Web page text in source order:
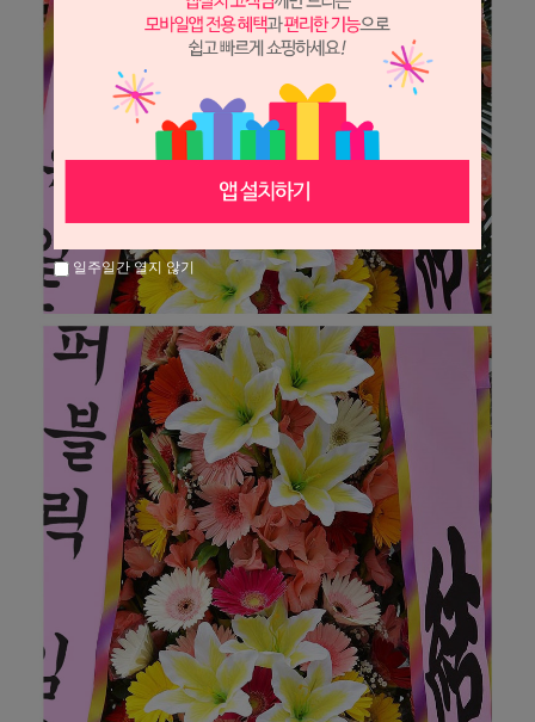
일주일간 열지 않기